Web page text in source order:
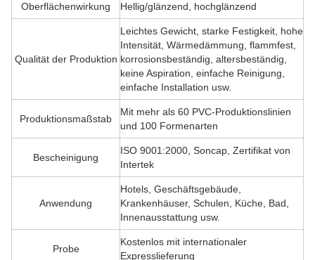
Oberflächenwirkung Hellig/glänzend, hochglänzend
Qualität der Produktion
Leichtes Gewicht, starke Festigkeit, hohe
Intensität, Wärmedämmung, flammfest,
korrosionsbeständig, altersbeständig,
keine Aspiration, einfache Reinigung,
einfache Installation usw.
Produktionsmaßstab
Mit mehr als 60 PVC-Produktionslinien
und 100 Formenarten
Bescheinigung
ISO 9001:2000, Soncap, Zertifikat von
Intertek
Anwendung
Hotels, Geschäftsgebäude,
Krankenhäuser, Schulen, Küche, Bad,
Innenausstattung usw.
Probe
Kostenlos mit internationaler
Expresslieferung